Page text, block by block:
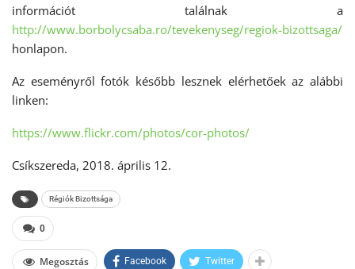
információt találnak a
http://www.borbolycsaba.ro/tevekenyseg/regiok-bizottsaga/
honlapon.
Az eseményről fotók később lesznek elérhetőek az alábbi
linken:
https://www.flickr.com/photos/cor-photos/
Csíkszereda, 2018. április 12.
Régiók Bizottsága
0
Megosztás Facebook Twitter